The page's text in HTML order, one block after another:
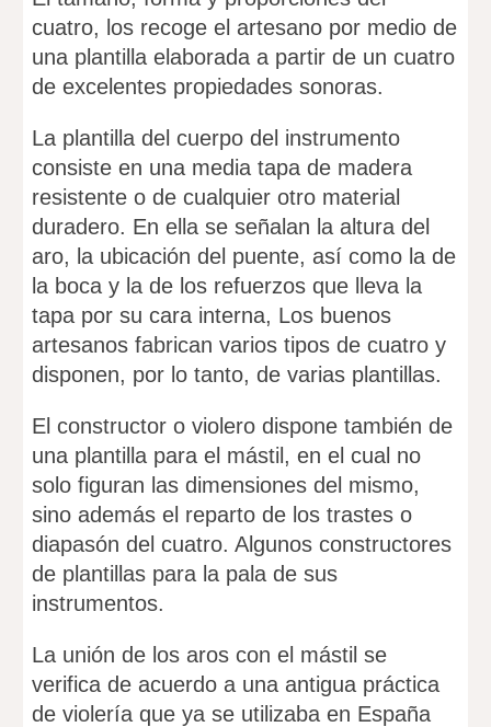
cuatro, los recoge el artesano por medio de
una plantilla elaborada a partir de un cuatro
de excelentes propiedades sonoras.
La plantilla del cuerpo del instrumento
consiste en una media tapa de madera
resistente o de cualquier otro material
duradero. En ella se señalan la altura del
aro, la ubicación del puente, así como la de
la boca y la de los refuerzos que lleva la
tapa por su cara interna, Los buenos
artesanos fabrican varios tipos de cuatro y
disponen, por lo tanto, de varias plantillas.
El constructor o violero dispone también de
una plantilla para el mástil, en el cual no
solo figuran las dimensiones del mismo,
sino además el reparto de los trastes o
diapasón del cuatro. Algunos constructores
de plantillas para la pala de sus
instrumentos.
La unión de los aros con el mástil se
verifica de acuerdo a una antigua práctica
de violería que ya se utilizaba en España